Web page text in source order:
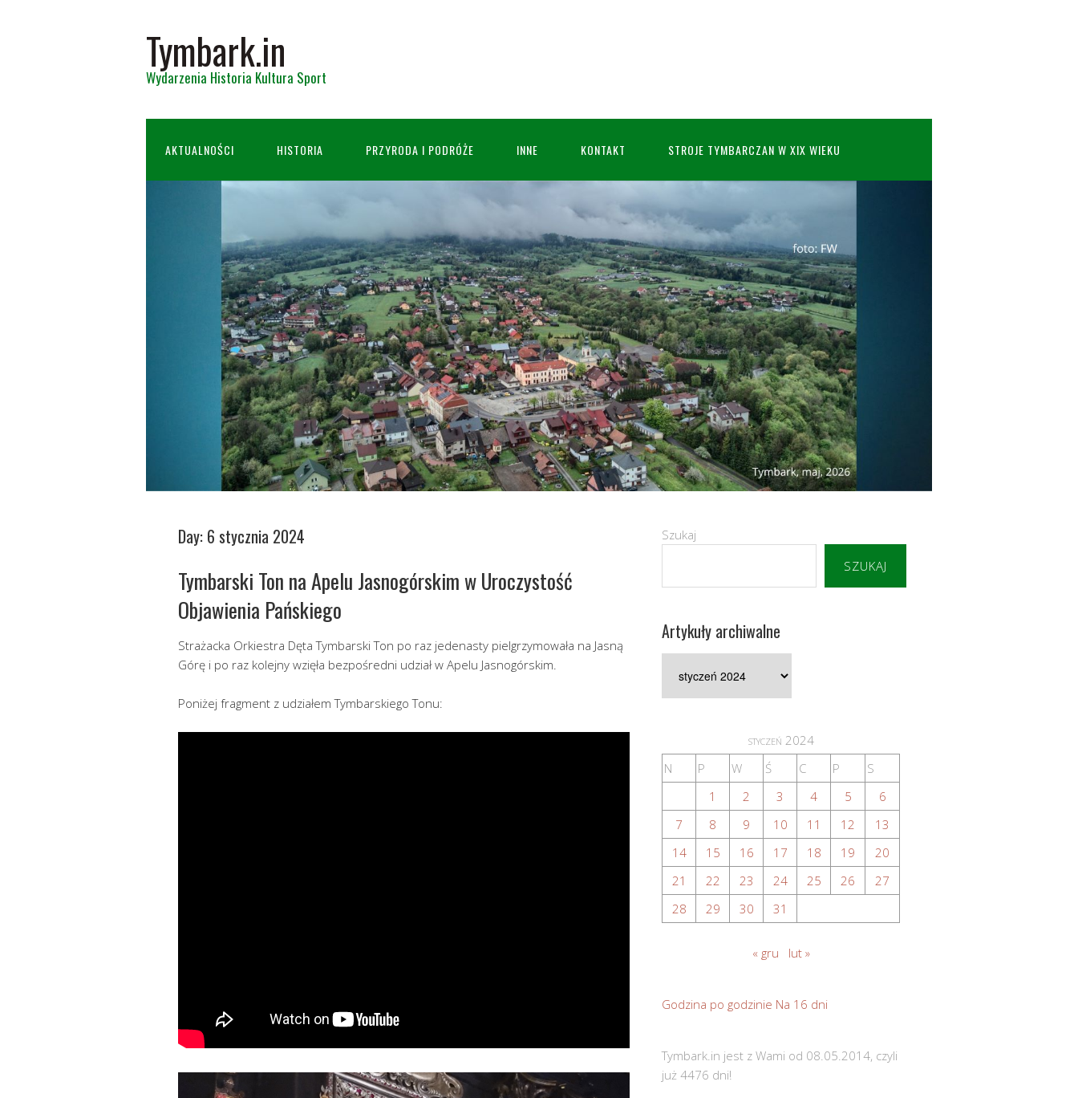
Tymbark.in
Wydarzenia Historia Kultura Sport
AKTUALNOŚCI HISTORIA PRZYRODA I PODRÓŻE INNE KONTAKT STROJE TYMBARCZAN W XIX WIEKU
Day: 6 stycznia 2024
Tymbarski Ton na Apelu Jasnogórskim w Uroczystość
Objawienia Pańskiego
Strażacka Orkiestra Dęta Tymbarski Ton po raz jedenasty pielgrzymowała na Jasną
Górę i po raz kolejny wzięła bezpośredni udział w Apelu Jasnogórskim.
Poniżej fragment z udziałem Tymbarskiego Tonu:
Szukaj
SZUKAJ
Artykuły archiwalne
archiwalne
styczeń 2024
N
P W Ś C P
S
1
2 3 4 5
6
7
8 9 10 11 12
13
14
15 16 17 18 19
20
21
22 23 24 25 26
27
28
29 30 31
« gru lut »
Godzina po godzinie Na 16 dni
Tymbark.in jest z Wami od 08.05.2014, czyli
już 4476 dni!